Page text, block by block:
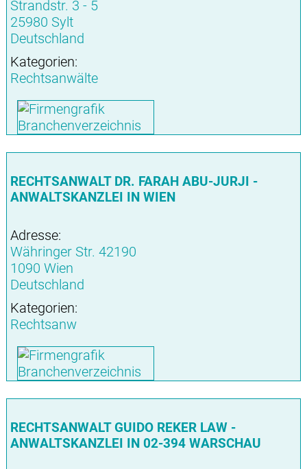
Strandstr. 3 - 5
25980 Sylt
Deutschland
Kategorien:
Rechtsanwälte
RECHTSANWALT DR. FARAH ABU-JURJI -
ANWALTSKANZLEI IN WIEN
Adresse:
Währinger Str. 42190
1090 Wien
Deutschland
Kategorien:
Rechtsanw
RECHTSANWALT GUIDO REKER LAW -
ANWALTSKANZLEI IN 02-394 WARSCHAU